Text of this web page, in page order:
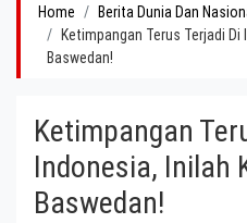
Home Berita Dunia Dan
Ketimpangan Terus Terjadi
Baswedan!
Ketimpangan
Indonesia, Inilah
Baswedan!